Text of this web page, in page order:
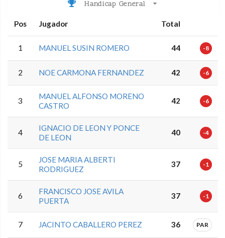
Handicap General
Pos Jugador Total
1 MANUEL SUSIN ROMERO 44 -8
2 NOE CARMONA FERNANDEZ 42 -6
3
MANUEL ALFONSO MORENO
CASTRO
42 -6
4
IGNACIO DE LEON Y PONCE
DE LEON
40 -4
5
JOSE MARIA ALBERTI
RODRIGUEZ
37 -1
6
FRANCISCO JOSE AVILA
PUERTA
37 -1
7 JACINTO CABALLERO PEREZ 36 PAR